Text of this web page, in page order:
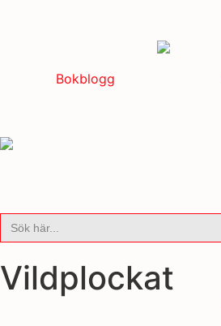
Bokblogg
Sök
efter:
Vildplockat